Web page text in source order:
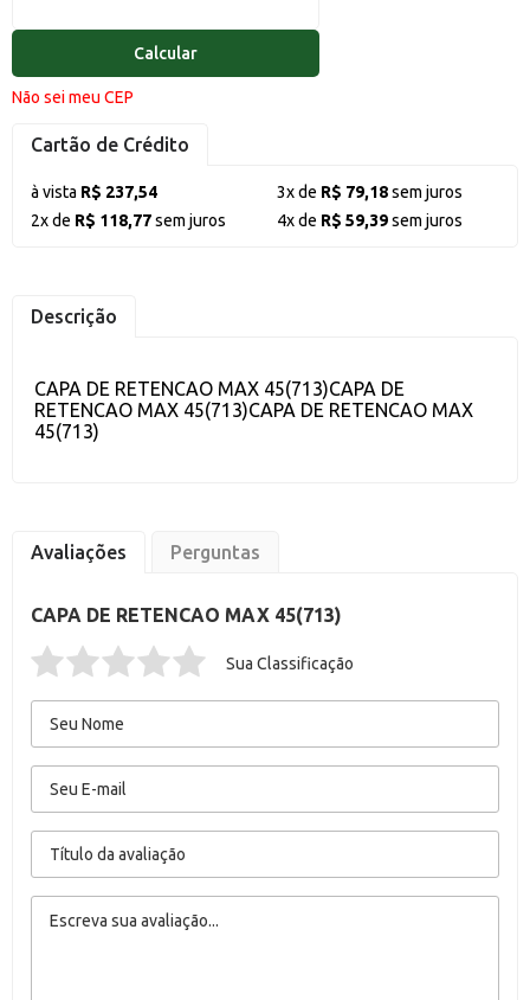
Calcular
Não sei meu CEP
Cartão de Crédito
à vista R$ 237,54
2x de R$ 118,77sem juros
3x de R$ 79,18sem juros
4x de R$ 59,39sem juros
Descrição
CAPA DE RETENCAO MAX 45(713)CAPA DE
RETENCAO MAX 45(713)CAPA DE RETENCAO MAX
45(713)
Avaliações Perguntas
CAPA DE RETENCAO MAX 45(713)
Sua Classificação